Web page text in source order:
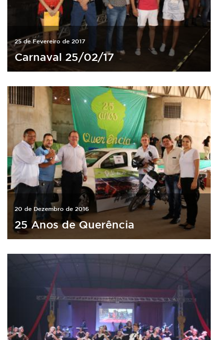
25 de Fevereiro de 2017
Carnaval 25/02/17
20 de Dezembro de 2016
25 Anos de Querência